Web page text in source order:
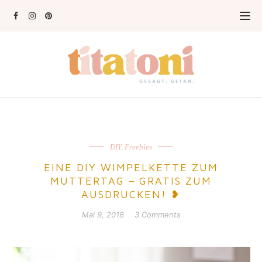
DIY, Freebies
EINE DIY WIMPELKETTE ZUM
MUTTERTAG – GRATIS ZUM
AUSDRUCKEN! ❥
Mai 9, 2018 3 Comments